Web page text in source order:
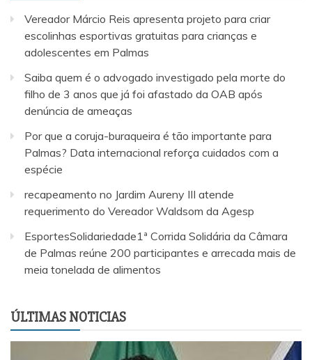
Vereador Márcio Reis apresenta projeto para criar
escolinhas esportivas gratuitas para crianças e
adolescentes em Palmas
Saiba quem é o advogado investigado pela morte do
filho de 3 anos que já foi afastado da OAB após
denúncia de ameaças
Por que a coruja-buraqueira é tão importante para
Palmas? Data internacional reforça cuidados com a
espécie
recapeamento no Jardim Aureny III atende
requerimento do Vereador Waldsom da Agesp
EsportesSolidariedade1ª Corrida Solidária da Câmara
de Palmas reúne 200 participantes e arrecada mais de
meia tonelada de alimentos
ÚLTIMAS NOTICIAS